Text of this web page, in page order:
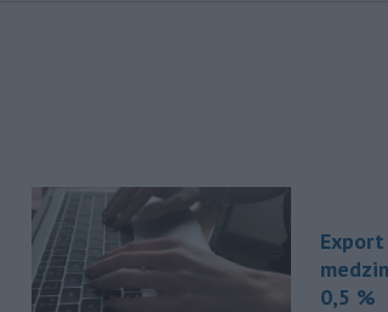
Export
0,5 %